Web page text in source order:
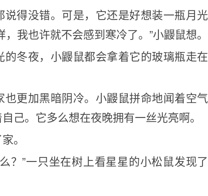
说得没错。可是，它还是好想装一瓶月光
我也许就不会感到寒冷了。”小鼹鼠想。
的冬夜，小鼹鼠都会拿着它的玻璃瓶走在
也更加黑暗阴冷。小鼹鼠拼命地闻着空气
己。它多么想在夜晚拥有一丝光亮啊。
。
？”一只坐在树上看星星的小松鼠发现了